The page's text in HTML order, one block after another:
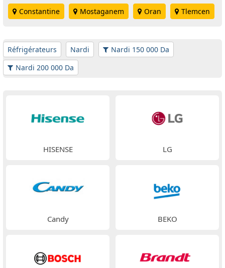
Constantine Mostaganem Oran Tlemcen
Réfrigérateurs Nardi
Nardi 150 000 Da
Nardi 200 000 Da
HISENSE LG
Candy BEKO